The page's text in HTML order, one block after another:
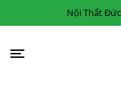
Nội Thất